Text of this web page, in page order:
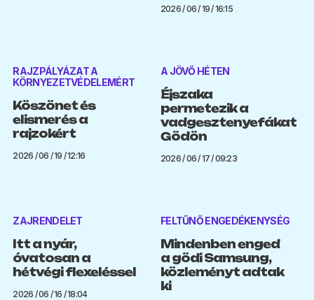
2026 / 06 / 19 / 16:15
RAJZPÁLYÁZAT A
KÖRNYEZETVÉDELEMÉRT
Köszönet és
elismerés a
rajzokért
2026 / 06 / 19 / 12:16
A JÖVŐ HÉTEN
Éjszaka
permetezik a
vadgesztenyefákat
Gödön
2026 / 06 / 17 / 09:23
ZAJRENDELET
Itt a nyár,
óvatosan a
hétvégi flexeléssel
2026 / 06 / 16 / 18:04
FELTŰNŐ ENGEDÉKENYSÉG
Mindenben enged
a gödi Samsung,
közleményt adtak
ki